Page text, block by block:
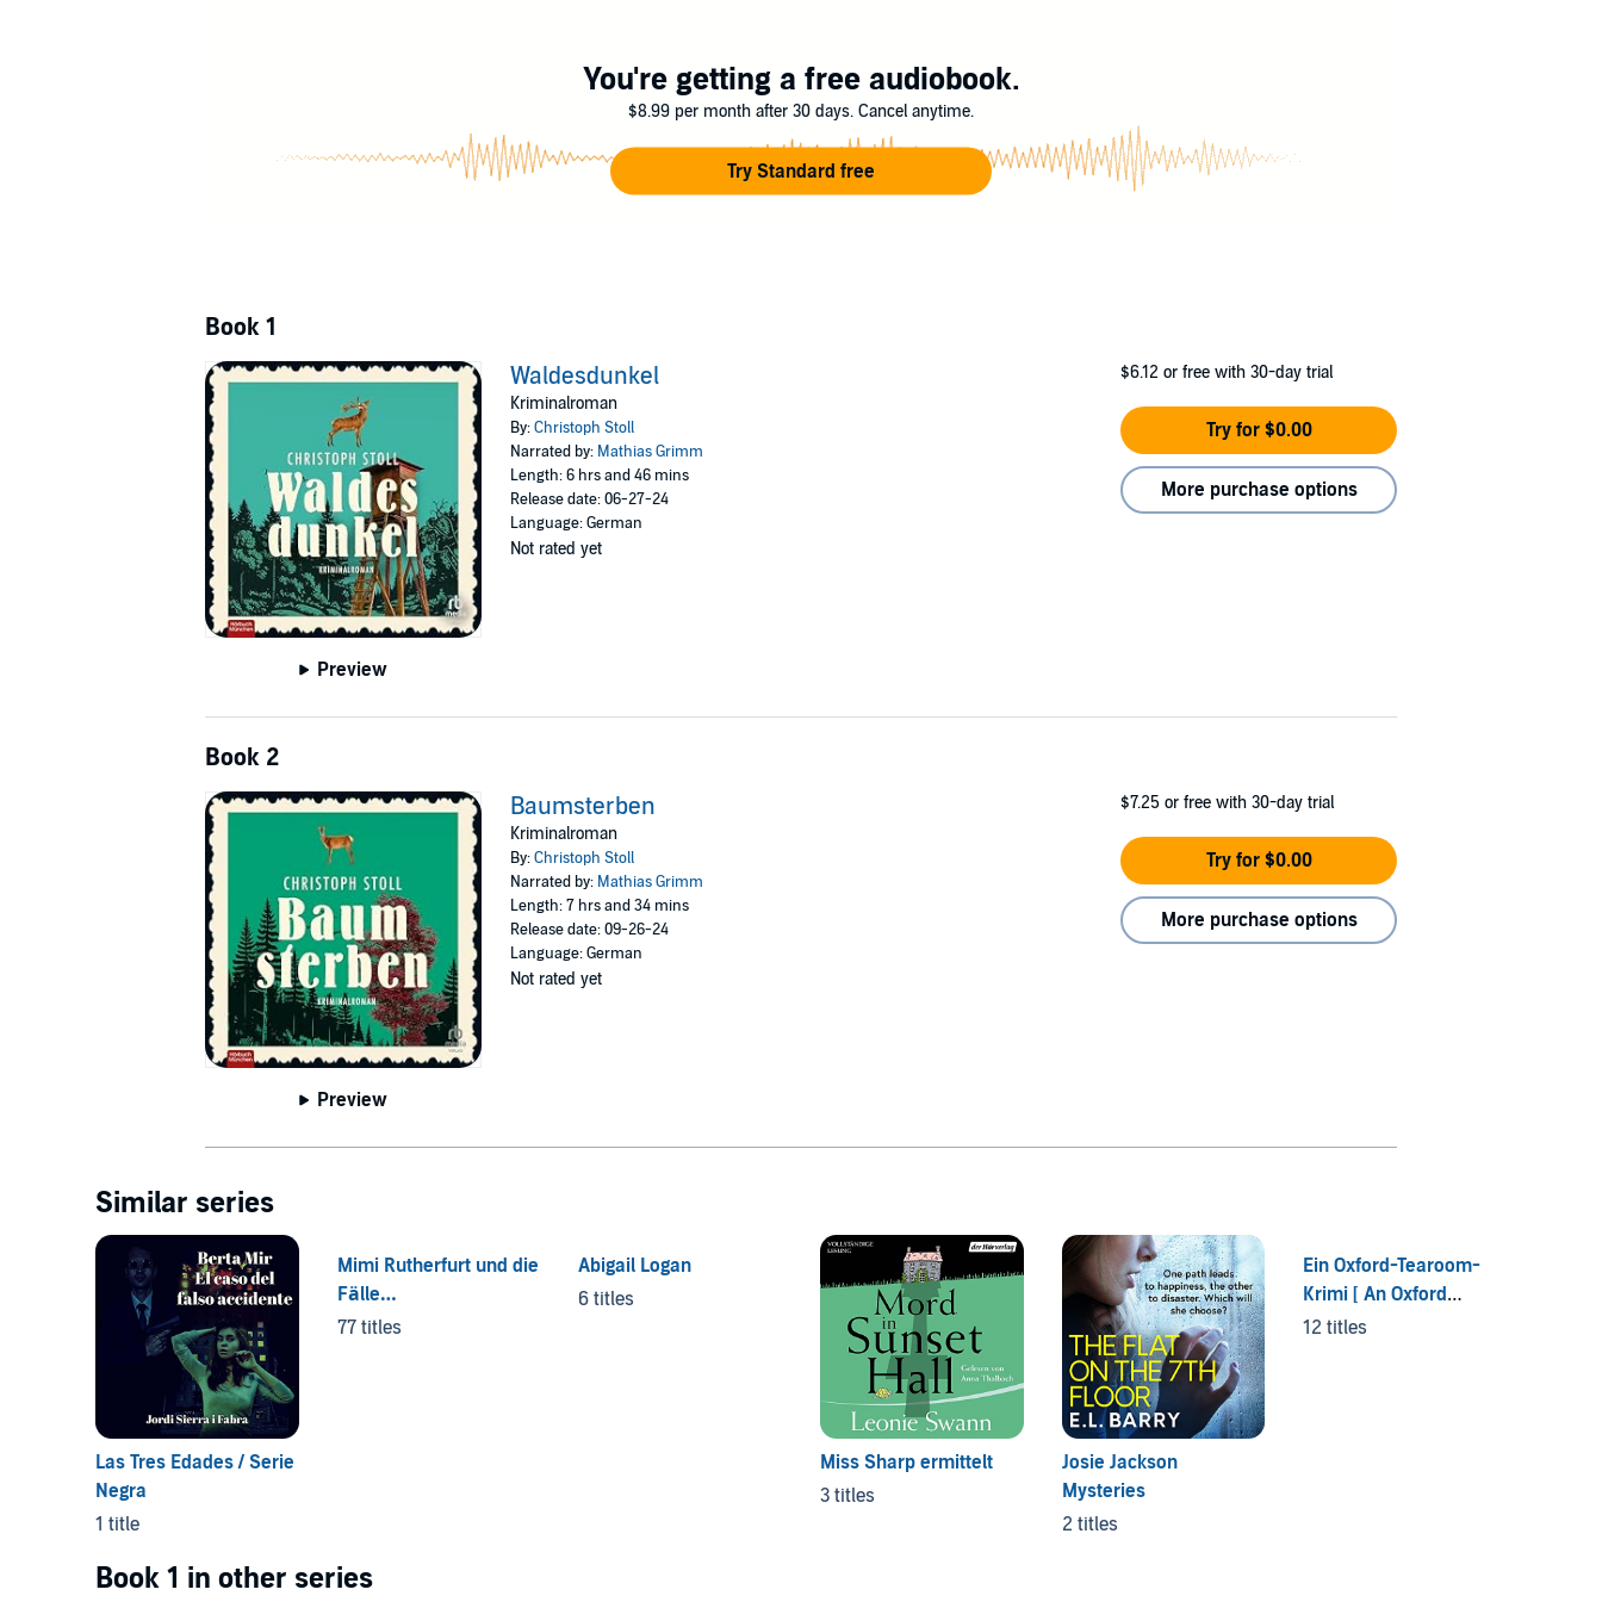
besondere Licht, der würzige Duft, die Stille – als Leser:in schwelgt man darin ebenso wie der Held dieser Krimireihe. Bis der erste Schuss fällt …
Autor Christoph Stoll weiß dabei, wovon er schreibt. Er stammt aus einer Försterfamilie, wuchs in einem Forsthaus im Taunus auf – und lebt auch heute wieder in
©2024 Piper Verlag GmbH, München (P)2024 RBmedia Verlag
You're getting a free audiobook.
$8.99 per month after 30 days. Cancel anytime.
Try Standard free
Book 1
Preview
Waldesdunkel
Kriminalroman
By:Christoph Stoll
Narrated by: Mathias Grimm
Length: 6 hrs and 46 mins
Release date: 06-27-24
Language: German
Not rated yet
$6.12 or free with 30-day trial
Try for $0.00
More purchase options
Book 2
Preview
Baumsterben
Kriminalroman
By:Christoph Stoll
Narrated by: Mathias Grimm
Length: 7 hrs and 34 mins
Release date: 09-26-24
Language: German
Not rated yet
$7.25 or free with 30-day trial
Try for $0.00
More purchase options
Similar series
Las Tres Edades / Serie
Negra
1 title
Mimi Rutherfurt und die
Fälle…
77 titles
Abigail Logan
6 titles
Miss Sharp ermittelt
3 titles
Josie Jackson
Mysteries
2 titles
Ein Oxford-Tearoom-
Krimi [ An Oxford
Tearoom Mystery]
12 titles
Book 1 in other series